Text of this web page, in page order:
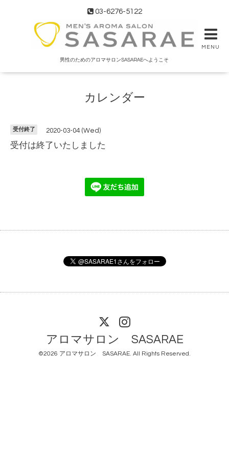
03-6276-5122
MENU
男性のためのアロマサロンSASARAEへようこそ
カレンダー
受付終了 2020-03-04 (Wed)
受付は終了いたしました
アロマサロン SASARAE
©2026 アロマサロン SASARAE. All Rights Reserved.